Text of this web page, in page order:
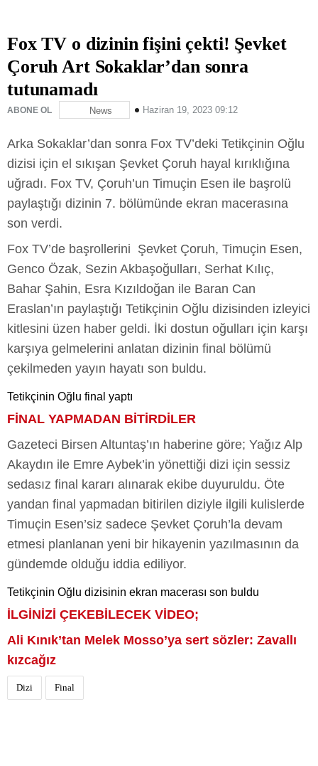
Fox TV o dizinin fişini çekti! Şevket
Çoruh Art Sokaklar’dan sonra
tutunamadı
ABONE OL News Haziran 19, 2023 09:12
Arka Sokaklar’dan sonra Fox TV’deki Tetikçinin Oğlu
dizisi için el sıkışan Şevket Çoruh hayal kırıklığına
uğradı. Fox TV, Çoruh’un Timuçin Esen ile başrolü
paylaştığı dizinin 7. bölümünde ekran macerasına
son verdi.
Fox TV’de başrollerini Şevket Çoruh, Timuçin Esen,
Genco Özak, Sezin Akbaşoğulları, Serhat Kılıç,
Bahar Şahin, Esra Kızıldoğan ile Baran Can
Eraslan’ın paylaştığı Tetikçinin Oğlu dizisinden izleyici
kitlesini üzen haber geldi. İki dostun oğulları için karşı
karşıya gelmelerini anlatan dizinin final bölümü
çekilmeden yayın hayatı son buldu.
Tetikçinin Oğlu final yaptı
FİNAL YAPMADAN BİTİRDİLER
Gazeteci Birsen Altuntaş’ın haberine göre; Yağız Alp
Akaydın ile Emre Aybek’in yönettiği dizi için sessiz
sedasız final kararı alınarak ekibe duyuruldu. Öte
yandan final yapmadan bitirilen diziyle ilgili kulislerde
Timuçin Esen’siz sadece Şevket Çoruh’la devam
etmesi planlanan yeni bir hikayenin yazılmasının da
gündemde olduğu iddia ediliyor.
Tetikçinin Oğlu dizisinin ekran macerası son buldu
İLGİNİZİ ÇEKEBİLECEK VİDEO;
Ali Kınık’tan Melek Mosso’ya sert sözler: Zavallı
kızcağız
Dizi Final